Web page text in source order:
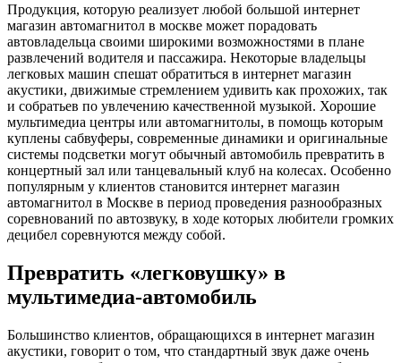
Продукция, которую реализует любой большой интернет
магазин автомагнитол в москве может порадовать
автовладельца своими широкими возможностями в плане
развлечений водителя и пассажира. Некоторые владельцы
легковых машин спешат обратиться в интернет магазин
акустики, движимые стремлением удивить как прохожих, так
и собратьев по увлечению качественной музыкой. Хорошие
мультимедиа центры или автомагнитолы, в помощь которым
куплены сабвуферы, современные динамики и оригинальные
системы подсветки могут обычный автомобиль превратить в
концертный зал или танцевальный клуб на колесах. Особенно
популярным у клиентов становится интернет магазин
автомагнитол в Москве в период проведения разнообразных
соревнований по автозвуку, в ходе которых любители громких
децибел соревнуются между собой.
Превратить «легковушку» в
мультимедиа-автомобиль
Большинство клиентов, обращающихся в интернет магазин
акустики, говорит о том, что стандартный звук даже очень